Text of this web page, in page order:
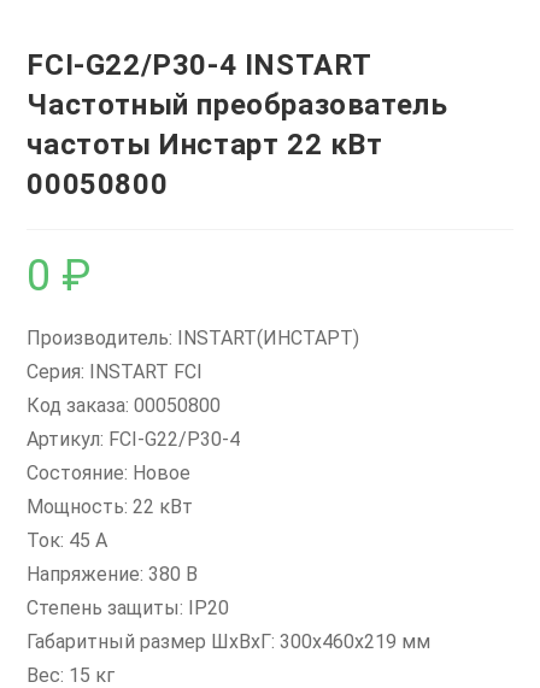
FCI-G22/P30-4 INSTART
Частотный преобразователь
частоты Инстарт 22 кВт
00050800
0 ₽
Производитель: INSTART(ИНСТАРТ)
Серия: INSTART FCI
Код заказа: 00050800
Артикул: FCI-G22/P30-4
Состояние: Новое
Мощность: 22 кВт
Ток: 45 А
Напряжение: 380 В
Степень защиты: IP20
Габаритный размер ШхВхГ: 300x460x219 мм
Вес: 15 кг